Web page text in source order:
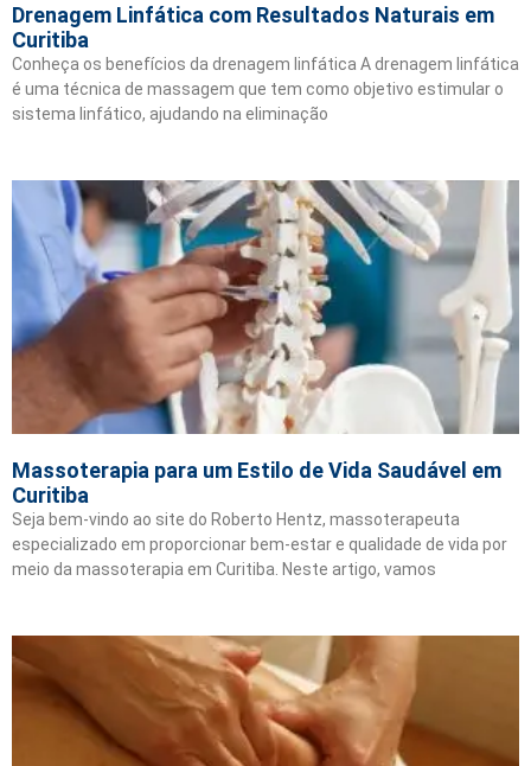
Drenagem Linfática com Resultados Naturais em
Curitiba
Conheça os benefícios da drenagem linfática A drenagem linfática
é uma técnica de massagem que tem como objetivo estimular o
sistema linfático, ajudando na eliminação
Massoterapia para um Estilo de Vida Saudável em
Curitiba
Seja bem-vindo ao site do Roberto Hentz, massoterapeuta
especializado em proporcionar bem-estar e qualidade de vida por
meio da massoterapia em Curitiba. Neste artigo, vamos